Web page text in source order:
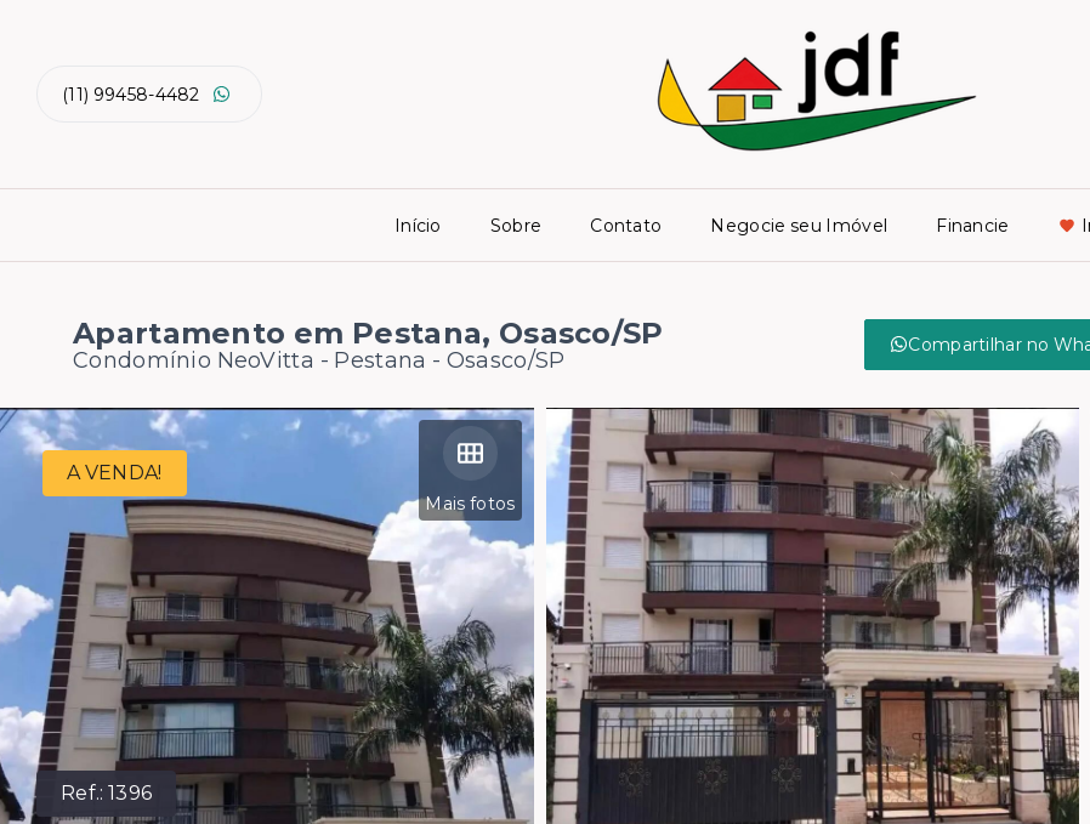
(11) 99458-4482
Início Sobre Contato Negocie seu Imóvel Financie
Apartamento em Pestana, Osasco/SP
Condomínio NeoVitta - Pestana - Osasco/SP
Compartilhar no
Ref.:1396
Mais fotos
A VENDA!